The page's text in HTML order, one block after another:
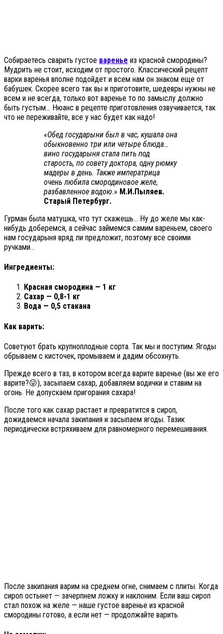
Собираетесь сварить густое варенье из красной смородины?
Мудрить не стоит, исходим от простого. Классический рецепт
варки варенья вполне подойдет и всем нам он знаком еще от
бабушек. Скорее всего так вы и приготовите, шедевры нужны не
всем и не всегда, только вот варенье то по замыслу должно
быть густым… Нюанс в рецепте приготовления озвучивается, так
что не переживайте, все у нас будет как надо!
«Обед государыни был в час, кушала она
обыкновенно три или четыре блюда…
вино государыня стала пить под
старость, по совету доктора, одну рюмку
мадеры в день. Также императрица
очень любила смородиновое желе,
разбавленное водою.» М.И.Пыляев.
Старый Петербург.
Гурман была матушка, что тут скажешь… Ну до желе мы как-
нибудь доберемся, а сейчас займемся самим вареньем, своего
нам государыня вряд ли предложит, поэтому все своими
ручками…
Ингредиенты:
Красная смородина — 1 кг
Сахар — 0,8-1 кг
Вода — 0,5 стакана
Как варить:
Советуют брать крупноплодные сорта. Так мы и поступим. Ягоды
обрываем с кисточек, промываем и дадим обсохнуть.
Прежде всего в таз, в котором всегда варите варенье (вы же его
варите?😜), засыпаем сахар, добавляем водички и ставим на
огонь. Не допускаем пригорания сахара!
После того как сахар растает и превратится в сироп,
дожидаемся начала закипания и засыпаем ягоды. Тазик
периодически встряхиваем для равномерного перемешивания.
После закипания варим на среднем огне, снимаем с плиты. Когда
сироп остынет — зачерпнем ложку и наклоним. Если ваш сироп
стал похож на желе — наше густое варенье из красной
смородины готово, а если нет — продолжайте варить.